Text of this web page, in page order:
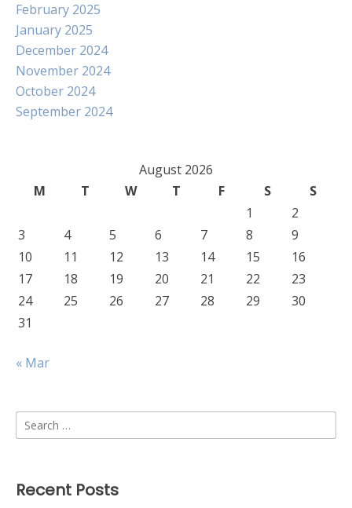
February 2025
January 2025
December 2024
November 2024
October 2024
September 2024
August 2026
M
T W T F S
S
1
2
3
4 5 6 7 8
9
10
11 12 13 14 15
16
17
18 19 20 21 22
23
24
25 26 27 28 29
30
31
« Mar
Search
for:
Recent Posts